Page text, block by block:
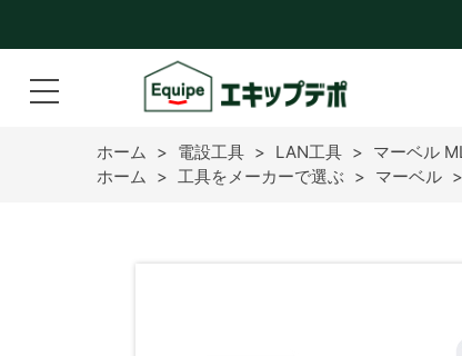
ホーム > 電設工具 > LAN工具 > マーベル
ホーム > 工具をメーカーで選ぶ > マーベル >